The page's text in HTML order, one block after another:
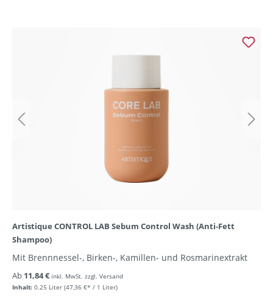
Artistique CONTROL LAB Sebum Control Wash (Anti-Fett
Shampoo)
Mit Brennnessel-, Birken-, Kamillen- und Rosmarinextrakt
Inhalt: 0.25 Liter (47,36 €* / 1 Liter)
Ab 11,84 € inkl. MwSt. zzgl. Versand